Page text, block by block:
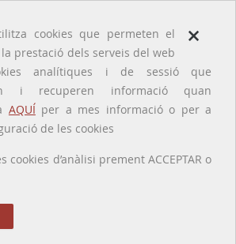
×
cookies que permeten el
prestació dels serveis del web
analítiques i de sessió que
i recuperen informació quan
AQUÍper a mes informació o per a
de les cookies
cookies d’anàlisi prement ACCEPTAR o
24/08/1931 – 23/10/2019]